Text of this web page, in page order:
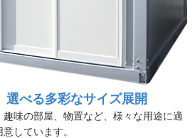
選べる多彩なサイズ展開
味の部屋、物置など、様々な用途に適
しています。